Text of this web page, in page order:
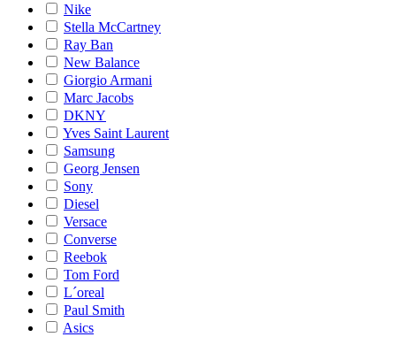
Nike
Stella McCartney
Ray Ban
New Balance
Giorgio Armani
Marc Jacobs
DKNY
Yves Saint Laurent
Samsung
Georg Jensen
Sony
Diesel
Versace
Converse
Reebok
Tom Ford
L´oreal
Paul Smith
Asics